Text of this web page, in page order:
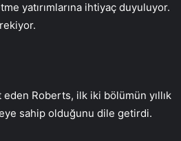
yatırımlarına ihtiyaç duyuluyor.
Roberts, ilk iki bölümün yıllık
sahip olduğunu dile getirdi.